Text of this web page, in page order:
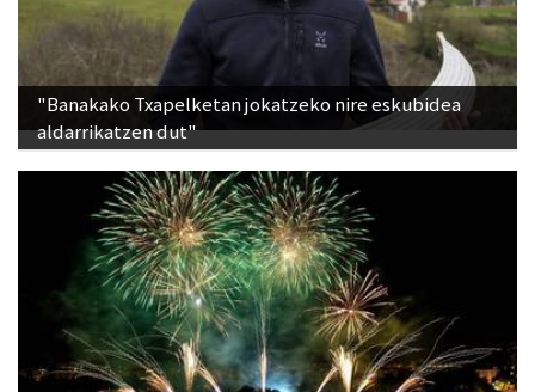
"Banakako Txapelketan jokatzeko nire eskubidea
aldarrikatzen dut"